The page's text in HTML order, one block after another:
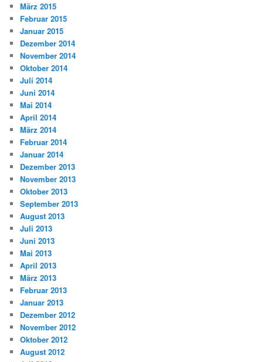
März 2015
Februar 2015
Januar 2015
Dezember 2014
November 2014
Oktober 2014
Juli 2014
Juni 2014
Mai 2014
April 2014
März 2014
Februar 2014
Januar 2014
Dezember 2013
November 2013
Oktober 2013
September 2013
August 2013
Juli 2013
Juni 2013
Mai 2013
April 2013
März 2013
Februar 2013
Januar 2013
Dezember 2012
November 2012
Oktober 2012
August 2012